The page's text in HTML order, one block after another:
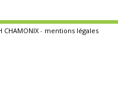
CHAMONIX- mentions légales